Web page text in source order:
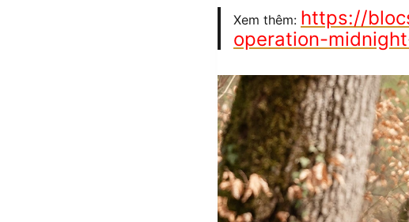
Xem thêm: https://
operation-